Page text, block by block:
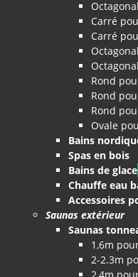
Carré
Carré
Rond
Rond
Rond
Ovale
Bains
Spas en bois
Bains de glace
Chauffe eau
Accessoires
Saunas extérieur
Saunas
1,6m
2-2.3m